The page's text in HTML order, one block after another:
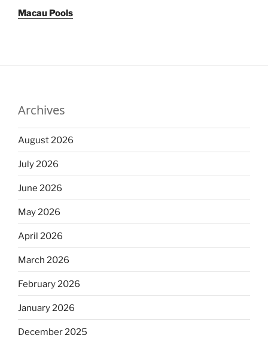
Macau Pools
Archives
August 2026
July 2026
June 2026
May 2026
April 2026
March 2026
February 2026
January 2026
December 2025